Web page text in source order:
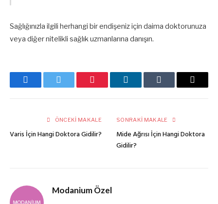
Sağlığınızla ilgili herhangi bir endişeniz için daima doktorunuza
veya diğer nitelikli sağlık uzmanlarına danışın.
FacebookTwitter Pinterest LinkedInTumblr
E-
ÖNCEKI MAKALE
Varis İçin Hangi Doktora Gidilir?
SONRAKI MAKALE
Mide Ağrısı İçin Hangi Doktora
Gidilir?
Modanium Özel